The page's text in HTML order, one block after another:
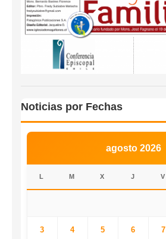
Noticias por Fechas
agosto 2026
L M X J V
3 4 5 6 7